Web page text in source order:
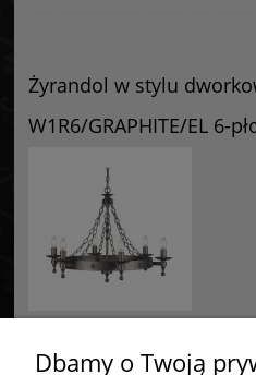
Żyrandol w stylu
W1R6/GRAPHITE/EL 6-
Dbamy o Twoją